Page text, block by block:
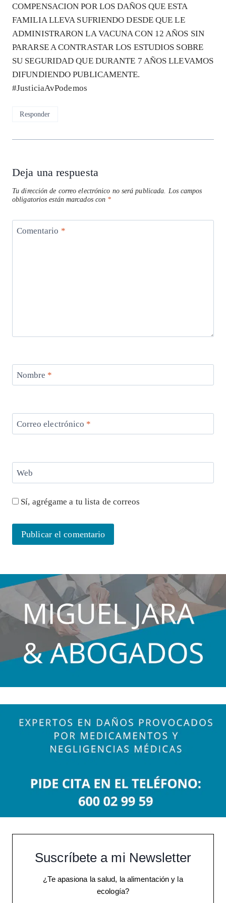
COMPENSACION POR LOS DAÑOS QUE ESTA
FAMILIA LLEVA SUFRIENDO DESDE QUE LE
ADMINISTRARON LA VACUNA CON 12 AÑOS SIN
PARARSE A CONTRASTAR LOS ESTUDIOS SOBRE
SU SEGURIDAD QUE DURANTE 7 AÑOS LLEVAMOS
DIFUNDIENDO PUBLICAMENTE.
#JusticiaAvPodemos
Responder
Deja una respuesta
Tu dirección de correo electrónico no será publicada.
Los campos
obligatorios están marcados con *
Comentario *
Nombre *
Correo electrónico *
Web
Sí, agrégame a tu lista de correos
Suscríbete a mi Newsletter
¿Te apasiona la salud, la alimentación y la
ecología?